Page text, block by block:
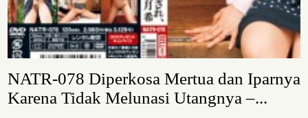
NATR-078 Diperkosa Mertua dan Iparnya
Karena Tidak Melunasi Utangnya –...